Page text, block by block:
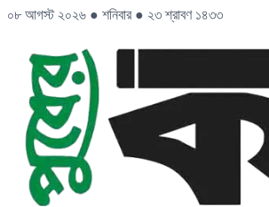
০৮ আগস্ট ২০২৬ ● শনিবার ● ২৩ শ্রাবণ ১৪৩৩